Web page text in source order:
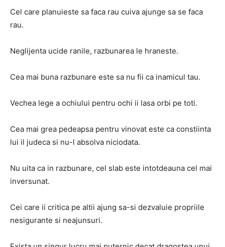
Cel care planuieste sa faca rau cuiva ajunge sa se faca
rau.
Neglijenta ucide ranile, razbunarea le hraneste.
Cea mai buna razbunare este sa nu fii ca inamicul tau.
Vechea lege a ochiului pentru ochi ii lasa orbi pe toti.
Cea mai grea pedeapsa pentru vinovat este ca constiinta
lui il judeca si nu-l absolva niciodata.
Nu uita ca in razbunare, cel slab este intotdeauna cel mai
inversunat.
Cei care ii critica pe altii ajung sa-si dezvaluie propriile
nesigurante si neajunsuri.